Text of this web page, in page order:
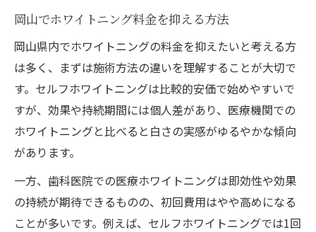
岡山でホワイトニング料金を抑える方法
岡山県内でホワイトニングの料金を抑えたいと考える方
は多く、まずは施術方法の違いを理解することが大切で
す。セルフホワイトニングは比較的安価で始めやすいで
すが、効果や持続期間には個人差があり、医療機関での
ホワイトニングと比べると白さの実感がゆるやかな傾向
があります。
一方、歯科医院での医療ホワイトニングは即効性や効果
の持続が期待できるものの、初回費用はやや高めになる
ことが多いです。例えば、セルフホワイトニングでは1回